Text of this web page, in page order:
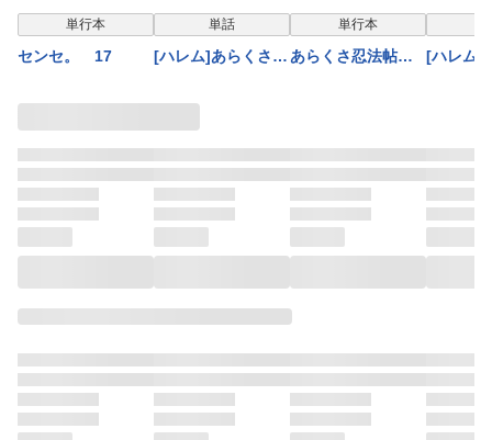
単行本
センセ。 17
表示制限中
単話
[ハレム]あらくさ忍
表示制限中
単行本
あらくさ忍法帖
表示
[ハレム]